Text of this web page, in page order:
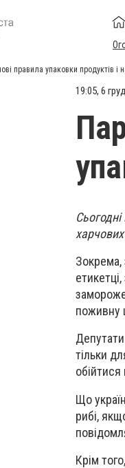
правила упаковки продуктів і
19:05, 6
Зокрема,
поживну
тільки
Що
рибі,
Крім